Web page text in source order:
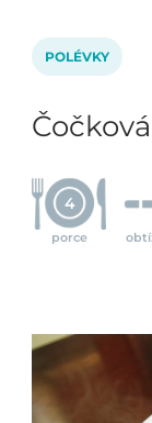
POLÉVKY
4
porce